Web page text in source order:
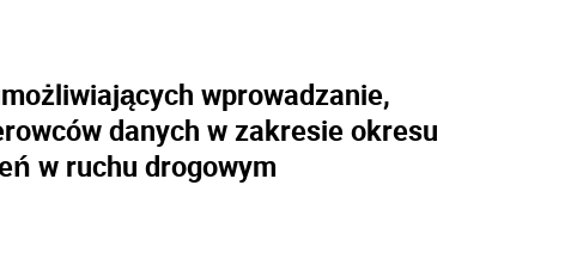
wprowadzanie,
danych w zakresie okresu
w ruchu drogowym